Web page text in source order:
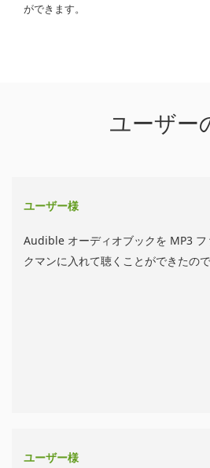
ができます。
ユーザー
ユーザー様
Audible オーディオブックを MP3 フ
クマンに入れて聴くことができたの
ユーザー様